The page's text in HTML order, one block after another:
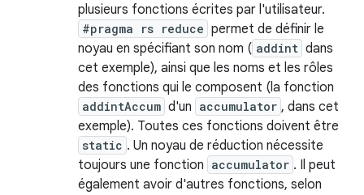
plusieurs fonctions écrites par l'utilisateur.
#pragma rs reduce permet de définir le
noyau en spécifiant son nom ( addint dans
cet exemple), ainsi que les noms et les rôles
des fonctions qui le composent (la fonction
addintAccum d'un accumulator , dans cet
exemple). Toutes ces fonctions doivent être
static . Un noyau de réduction nécessite
toujours une fonction accumulator . Il peut
également avoir d'autres fonctions, selon